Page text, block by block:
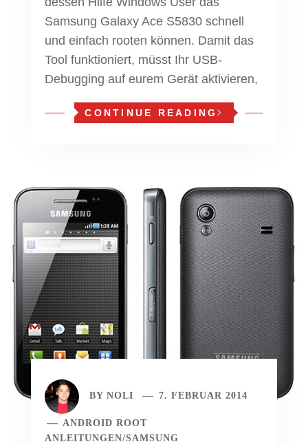
Samsung Galaxy Ace S5830 schnell
und einfach rooten können. Damit das
Tool funktioniert, müsst Ihr USB-
Debugging auf eurem Gerät aktivieren,
CONTINUE READING
BY NOLI 7. FEBRUAR 2014
ANDROID ROOT
ANLEITUNGEN/SAMSUNG